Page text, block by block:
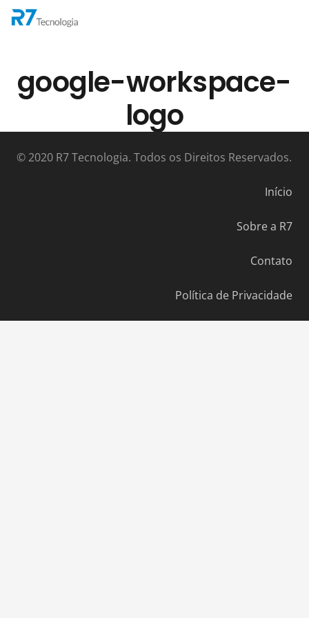
google-workspace-
logo
© 2020 R7 Tecnologia. Todos os Direitos Reservados.
Início
Sobre a R7
Contato
Política de Privacidade